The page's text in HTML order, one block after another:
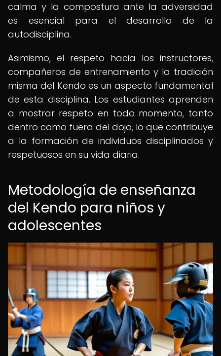
calma y la compostura ante la adversidad
es esencial para el desarrollo de la
autodisciplina.
Asimismo, el respeto hacia los instructores,
compañeros de entrenamiento y la tradición
misma del Kendo es un aspecto fundamental
de esta disciplina. Los estudiantes aprenden
a mostrar respeto en todo momento, tanto
dentro como fuera del dojo, lo que contribuye
a la formación de individuos disciplinados y
respetuosos en su vida diaria.
Metodología de enseñanza
del Kendo para niños y
adolescentes